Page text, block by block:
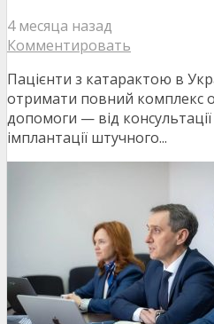
4 месяца назад
Комментировать
Пацієнти з катарактою в
отримати повний комплекс
допомоги — від консультації
імплантації штучного...